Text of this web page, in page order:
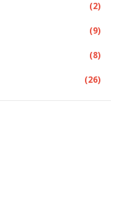
(2)
(9)
(8)
(26)